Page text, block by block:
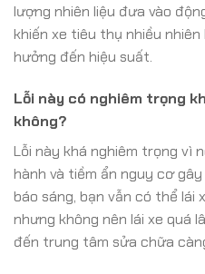
lượng nhiên liệu đưa vào
khiến xe tiêu thụ nhiều
hưởng đến hiệu suất.
Lỗi này có nghiêm trọng
không?
Lỗi này khá nghiêm trọng vì
hành và tiềm ẩn nguy cơ
báo sáng, bạn vẫn có thể lái
nhưng không nên lái xe quá
đến trung tâm sửa chữa